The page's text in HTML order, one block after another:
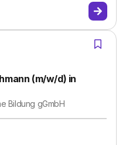
(m/w/d) in
Bildung gGmbH